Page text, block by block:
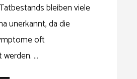
bleiben viele
unerkannt, da die
oft
…